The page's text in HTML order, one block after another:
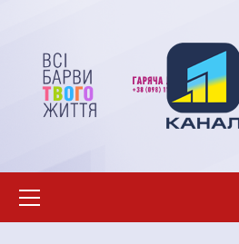
вмісту
меню